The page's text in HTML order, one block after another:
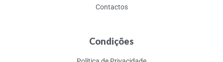
Contactos
Condições